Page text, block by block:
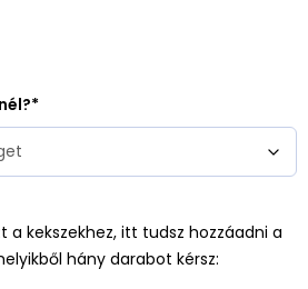
a kekszekhez, itt tudsz hozzáadni a
hány darabot kérsz: